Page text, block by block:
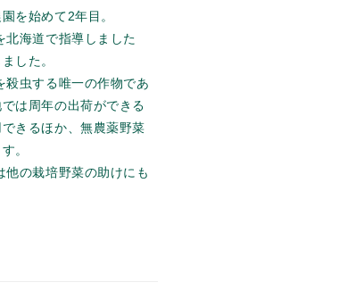
を始めて2年目。
北海道で指導しました
した。
虫する唯一の作物であ
は周年の出荷ができる
きるほか、無農薬野菜
。
の栽培野菜の助けにも